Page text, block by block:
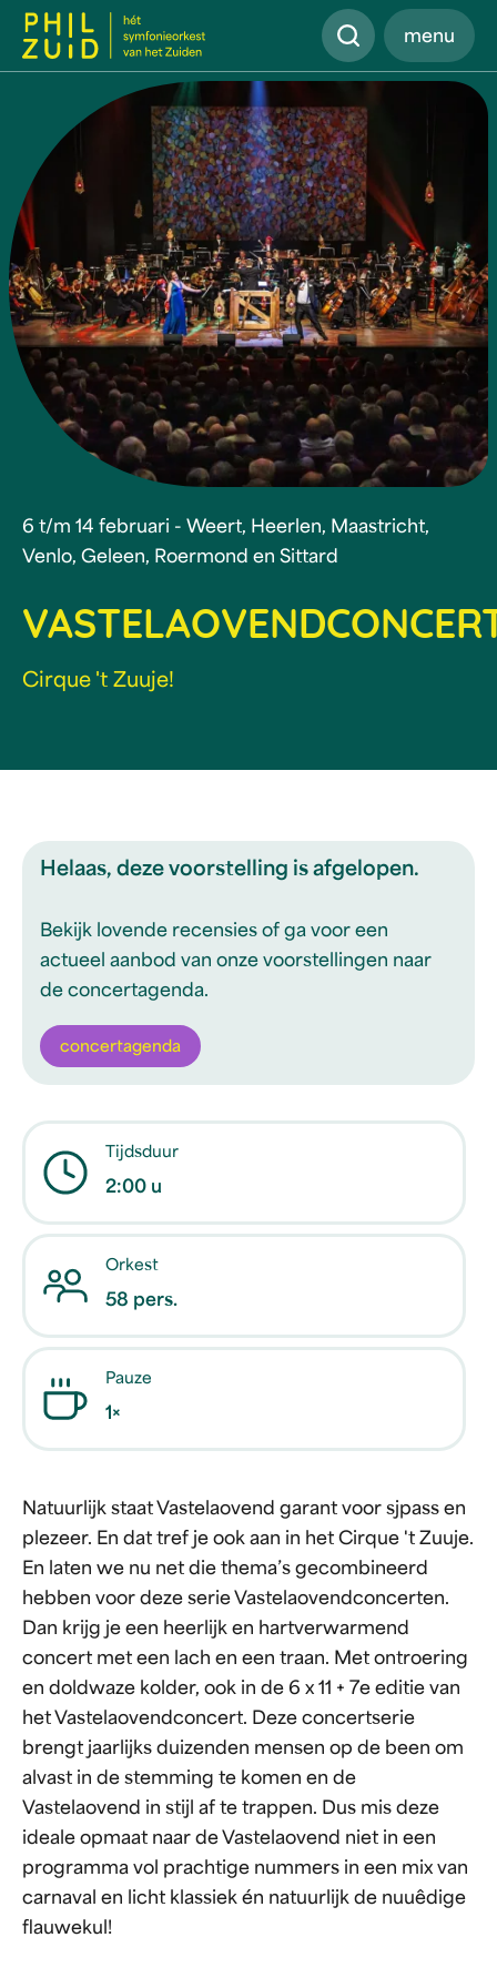
Zoeken
menu
6 t/m 14 februari - Weert, Heerlen, Maastricht,
Venlo, Geleen, Roermond en Sittard
Cirque 't Zuuje!
Tijdsduur
2:00 u
Orkest
58 pers.
Pauze
1×
Natuurlijk staat Vastelaovend garant voor sjpass en
plezeer. En dat tref je ook aan in het Cirque 't Zuuje.
En laten we nu net die thema’s gecombineerd
hebben voor deze serie Vastelaovendconcerten.
Dan krijg je een heerlijk en hartverwarmend
concert met een lach en een traan. Met ontroering
en doldwaze kolder, ook in de 6 x 11 + 7e editie van
het Vastelaovendconcert. Deze concertserie
brengt jaarlijks duizenden mensen op de been om
alvast in de stemming te komen en de
Vastelaovend in stijl af te trappen. Dus mis deze
ideale opmaat naar de Vastelaovend niet in een
programma vol prachtige nummers in een mix van
carnaval en licht klassiek én natuurlijk de nuuêdige
flauwekul!
Helaas, deze voorstelling is afgelopen.
Bekijk lovende recensies of ga voor een
actueel aanbod van onze voorstellingen naar
de concertagenda.
concertagenda